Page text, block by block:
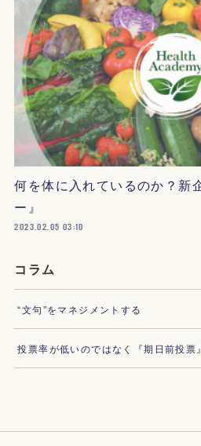
何を体に入れているのか？新
ー』
2023.02.05 03:10
コラム
“文句”をマネジメントする
投票率が低いのではなく『期日前投票